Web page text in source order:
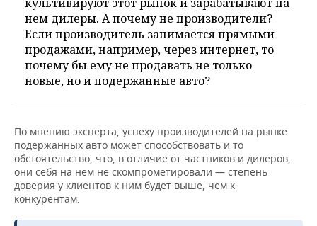
нем дилеры. А почему не производители?
Если производитель занимается прямыми
продажами, например, через интернет, то
почему бы ему не продавать не только
новые, но и подержанные авто?
По мнению эксперта, успеху производителей на рынке
подержанных авто может способствовать и то
обстоятельство, что, в отличие от частников и дилеров,
они себя на нем не скомпрометировали — степень
доверия у клиентов к ним будет выше, чем к
конкурентам.